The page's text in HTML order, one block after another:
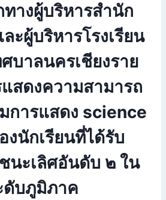
ทางผู้บริหารสำนัก
ะผู้บริหารโรงเรียน
บาลนครเชียงราย
สดงความสามารถ
การแสดง science
งนักเรียนที่ได้รับ
นะเลิศอันดับ ๒ ใน
ดับภูมิภาค